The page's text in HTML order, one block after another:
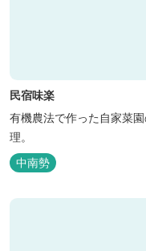
民宿味楽
有機農法で作った自家菜
理。
中南勢